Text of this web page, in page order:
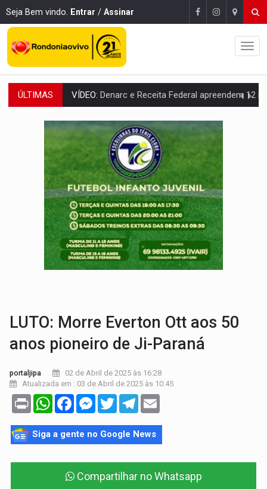
Seja Bem vindo. Entrar / Assinar
ÚLTIMAS OPERAÇÃO DA PC:Membros do CV são presos com armas e drogas após
ENTRADA GRATUITA:Espetáculo As Marias Somos Nós será
VÍDEO: Três são presos após furto de motocicleta em frente
CELEBRAÇÃO:Cerejeiras completa 43 anos de emancipação com
SAÚDE:Anvisa desmente boato sobre presença de plástico ou
VÍDEO:Pitbulls fogem de residência e atacam casal de idosos
AÇÃO CONJUNTA:Forças policiais apreendem cerca de 1kg de
PF ESTÁ APURANDO:Flávio Bolsonaro escolhe Alfredo Gaspar como vice, alvo de
LUTO: Morre Everton Ott aos 50
anos pioneiro de Ji-Paraná
portaljipa
02 de Abril de 2025 às 16:28
Atualizada em : 03 de Abril de 2025 às 10:45
Print WhatsAppFacebookMessenger
TwitterTelegram
Siga a gente no Google News
Compartilhar no Whatsapp